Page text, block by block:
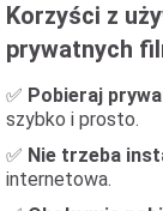
Korzyści z
prywatnych
✅ Pobieraj
szybko i prosto.
✅ Nie trzeba
internetowa.